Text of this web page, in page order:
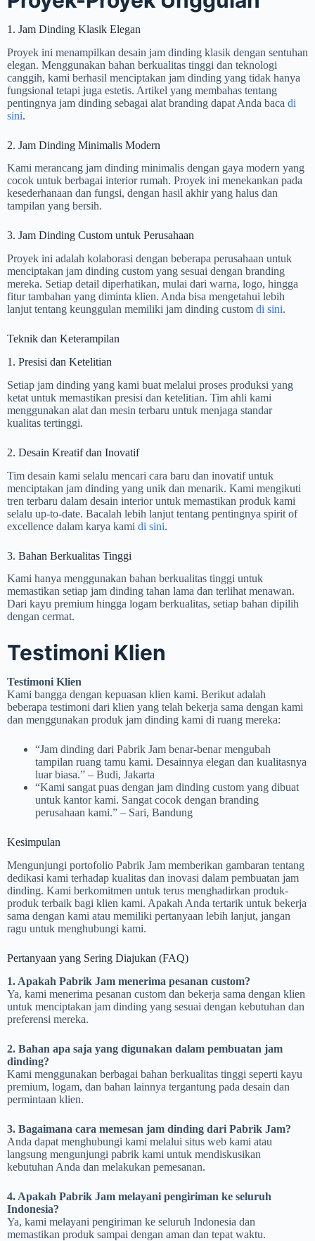
1. Jam Dinding Klasik Elegan
Proyek ini menampilkan desain jam dinding klasik dengan sentuhan
elegan. Menggunakan bahan berkualitas tinggi dan teknologi
canggih, kami berhasil menciptakan jam dinding yang tidak hanya
fungsional tetapi juga estetis. Artikel yang membahas tentang
pentingnya jam dinding sebagai alat branding dapat Anda baca di
sini.
2. Jam Dinding Minimalis Modern
Kami merancang jam dinding minimalis dengan gaya modern yang
cocok untuk berbagai interior rumah. Proyek ini menekankan pada
kesederhanaan dan fungsi, dengan hasil akhir yang halus dan
tampilan yang bersih.
3. Jam Dinding Custom untuk Perusahaan
Proyek ini adalah kolaborasi dengan beberapa perusahaan untuk
menciptakan jam dinding custom yang sesuai dengan branding
mereka. Setiap detail diperhatikan, mulai dari warna, logo, hingga
fitur tambahan yang diminta klien. Anda bisa mengetahui lebih
lanjut tentang keunggulan memiliki jam dinding custom di sini.
Teknik dan Keterampilan
1. Presisi dan Ketelitian
Setiap jam dinding yang kami buat melalui proses produksi yang
ketat untuk memastikan presisi dan ketelitian. Tim ahli kami
menggunakan alat dan mesin terbaru untuk menjaga standar
kualitas tertinggi.
2. Desain Kreatif dan Inovatif
Tim desain kami selalu mencari cara baru dan inovatif untuk
menciptakan jam dinding yang unik dan menarik. Kami mengikuti
tren terbaru dalam desain interior untuk memastikan produk kami
selalu up-to-date. Bacalah lebih lanjut tentang pentingnya spirit of
excellence dalam karya kami di sini.
3. Bahan Berkualitas Tinggi
Kami hanya menggunakan bahan berkualitas tinggi untuk
memastikan setiap jam dinding tahan lama dan terlihat menawan.
Dari kayu premium hingga logam berkualitas, setiap bahan dipilih
dengan cermat.
Testimoni Klien
Testimoni Klien
Kami bangga dengan kepuasan klien kami. Berikut adalah
beberapa testimoni dari klien yang telah bekerja sama dengan kami
dan menggunakan produk jam dinding kami di ruang mereka:
“Jam dinding dari Pabrik Jam benar-benar mengubah
tampilan ruang tamu kami. Desainnya elegan dan kualitasnya
luar biasa.” – Budi, Jakarta
“Kami sangat puas dengan jam dinding custom yang dibuat
untuk kantor kami. Sangat cocok dengan branding
perusahaan kami.” – Sari, Bandung
Kesimpulan
Mengunjungi portofolio Pabrik Jam memberikan gambaran tentang
dedikasi kami terhadap kualitas dan inovasi dalam pembuatan jam
dinding. Kami berkomitmen untuk terus menghadirkan produk-
produk terbaik bagi klien kami. Apakah Anda tertarik untuk bekerja
sama dengan kami atau memiliki pertanyaan lebih lanjut, jangan
ragu untuk menghubungi kami.
Pertanyaan yang Sering Diajukan (FAQ)
1. Apakah Pabrik Jam menerima pesanan custom?
Ya, kami menerima pesanan custom dan bekerja sama dengan klien
untuk menciptakan jam dinding yang sesuai dengan kebutuhan dan
preferensi mereka.
2. Bahan apa saja yang digunakan dalam pembuatan jam
dinding?
Kami menggunakan berbagai bahan berkualitas tinggi seperti kayu
premium, logam, dan bahan lainnya tergantung pada desain dan
permintaan klien.
3. Bagaimana cara memesan jam dinding dari Pabrik Jam?
Anda dapat menghubungi kami melalui situs web kami atau
langsung mengunjungi pabrik kami untuk mendiskusikan
kebutuhan Anda dan melakukan pemesanan.
4. Apakah Pabrik Jam melayani pengiriman ke seluruh
Indonesia?
Ya, kami melayani pengiriman ke seluruh Indonesia dan
memastikan produk sampai dengan aman dan tepat waktu.